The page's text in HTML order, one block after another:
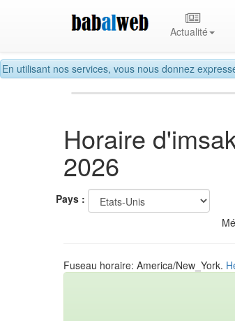
En utilisant nos services, vous nous donnez
Actualité
Horaire
2026
Pays :
Fuseau horaire: America/New_York.